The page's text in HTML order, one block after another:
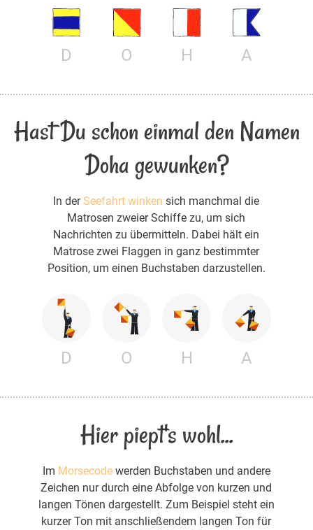
D O H A
Hast Du schon einmal den Namen
Doha gewunken?
In derSeefahrt winken sich manchmal die
Matrosen zweier Schiffe zu, um sich
Nachrichten zu übermitteln. Dabei hält ein
Matrose zwei Flaggen in ganz bestimmter
Position, um einen Buchstaben darzustellen.
D O H A
Hier piept's wohl...
Im Morsecodewerden Buchstaben und andere
Zeichen nur durch eine Abfolge von kurzen und
langen Tönen dargestellt. Zum Beispiel steht ein
kurzer Ton mit anschließendem langen Ton für